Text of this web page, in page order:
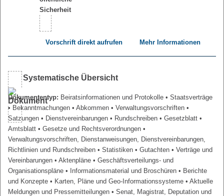
Vorschrift direkt aufrufen Mehr Informationen
Systematische Übersicht
Dokumententyp: Beiratsinformationen und Protokolle • Staatsverträge
• Bekanntmachungen • Abkommen • Verwaltungsvorschriften •
Satzungen • Dienstvereinbarungen • Rundschreiben • Gesetzblatt •
Amtsblatt • Gesetze und Rechtsverordnungen •
Verwaltungsvorschriften, Dienstanweisungen, Dienstvereinbarungen,
Richtlinien und Rundschreiben • Statistiken • Gutachten • Verträge und
Vereinbarungen • Aktenpläne • Geschäftsverteilungs- und
Organisationspläne • Informationsmaterial und Broschüren • Berichte
und Konzepte • Karten, Pläne und Geo-Informationssysteme • Aktuelle
Meldungen und Pressemitteilungen • Senat, Magistrat, Deputation und